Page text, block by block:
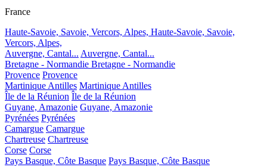
France
Haute-Savoie, Savoie, Vercors, Alpes, Haute-Savoie, Savoie,
Vercors, Alpes,
Auvergne, Cantal... Auvergne, Cantal...
Bretagne - Normandie Bretagne - Normandie
Provence Provence
Martinique Antilles Martinique Antilles
Île de la Réunion Île de la Réunion
Guyane, Amazonie Guyane, Amazonie
Pyrénées Pyrénées
Camargue Camargue
Chartreuse Chartreuse
Corse Corse
Pays Basque, Côte Basque Pays Basque, Côte Basque